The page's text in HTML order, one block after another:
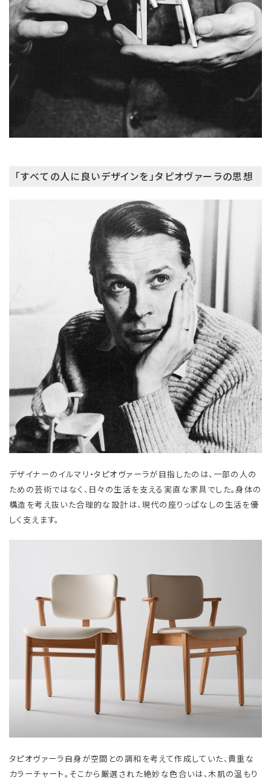
「すべての人に良いデザインを」タピオヴァーラの思想
デザイナーのイルマリ・タピオヴァーラが目指したのは、一部の人の
ための芸術ではなく、日々の生活を支える実直な家具でした。身体の
構造を考え抜いた合理的な設計は、現代の座りっぱなしの生活を優
しく支えます。
タピオヴァーラ自身が空間との調和を考えて作成していた、貴重な
カラーチャート。そこから厳選された絶妙な色合いは、木肌の温もり